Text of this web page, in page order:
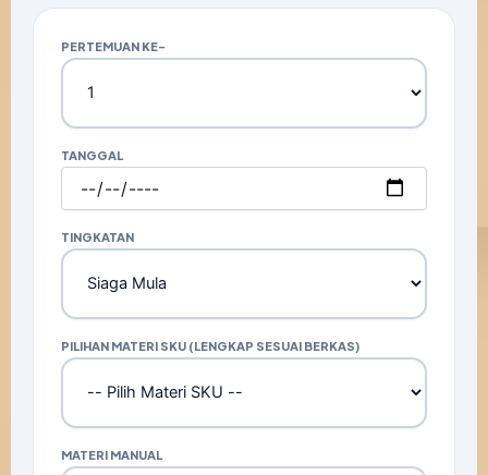
PERTEMUAN KE-
TANGGAL
TINGKATAN
PILIHAN MATERI SKU (LENGKAP SESUAI BERKAS)
MATERI MANUAL